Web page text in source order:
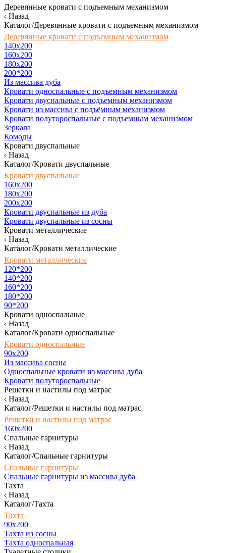
Деревянные кровати с подъемным механизмом
Назад
Каталог/Деревянные кровати с подъемным механизмом
Деревянные кровати с подъемным механизмом
140x200
160х200
180х200
200*200
Из массива дуба
Кровати односпальные с подъемным механизмом
Кровати двуспальные с подъемным механизмом
Кровати из массива с подъёмным механизмом
Кровати полутороспальные с подъемным механизмом
Зеркала
Комоды
Кровати двуспальные
Назад
Каталог/Кровати двуспальные
Кровати двуспальные
160х200
180x200
200x200
Кровати двуспальные из дуба
Кровати двуспальные из сосны
Кровати металлические
Назад
Каталог/Кровати металлические
Кровати металлические
120*200
140*200
160*200
180*200
90*200
Кровати односпальные
Назад
Каталог/Кровати односпальные
Кровати односпальные
90х200
Из массива сосны
Односпальные кровати из массива дуба
Кровати полутороспальные
Решетки и настилы под матрас
Назад
Каталог/Решетки и настилы под матрас
Решетки и настилы под матрас
160х200
Спальные гарнитуры
Назад
Каталог/Спальные гарнитуры
Спальные гарнитуры
Спальные гарнитуры из массива дуба
Тахта
Назад
Каталог/Тахта
Тахта
90х200
Тахта из сосны
Тахта односпальная